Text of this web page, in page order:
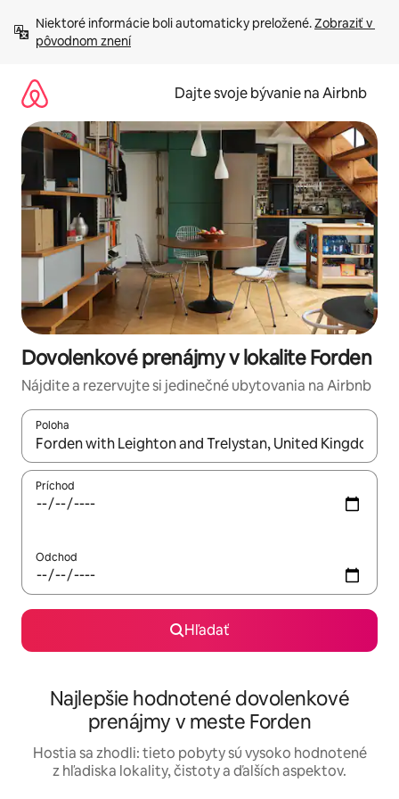
obsah.
Niektoré informácie boli automaticky preložené. Zobraziť v
pôvodnom znení
Dajte svoje bývanie na Airbnb
Dovolenkové prenájmy v lokalite Forden
Nájdite a rezervujte si jedinečné ubytovania na Airbnb
Poloha
Keď budú výsledky k dispozícii, môžete si ich prechádzať
Príchod
Odchod
Hľadať
Najlepšie hodnotené dovolenkové
prenájmy v meste Forden
Hostia sa zhodli: tieto pobyty sú vysoko hodnotené
z hľadiska lokality, čistoty a ďalších aspektov.